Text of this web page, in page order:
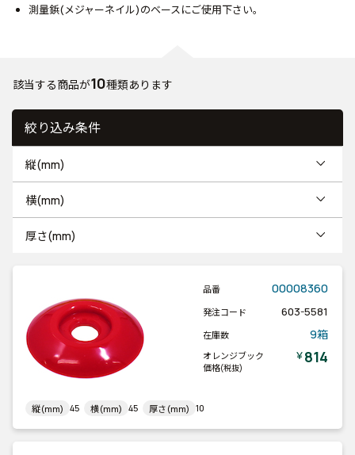
測量鋲(メジャーネイル)のベースにご使用下さい。
該当する商品が10種類あります
絞り込み条件
縦(mm)
横(mm)
厚さ(mm)
品番 00008360
発注コード 603-5581
在庫数 9箱
オレンジブック
価格(税抜)
￥814
縦(mm) 45 横(mm) 45 厚さ(mm) 10